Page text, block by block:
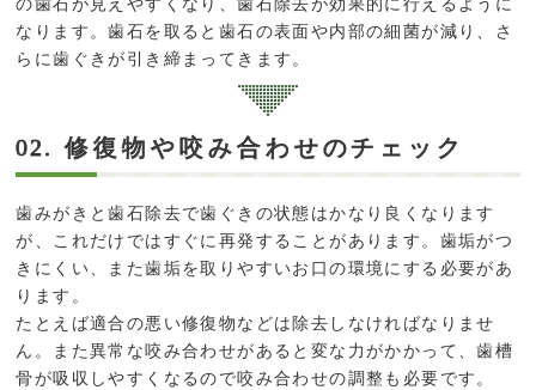
なります。歯石を取ると歯石の表面や内部の細菌が減り、さ
らに歯ぐきが引き締まってきます。
02. 修復物や咬み合わせのチェック
歯みがきと歯石除去で歯ぐきの状態はかなり良くなります
が、これだけではすぐに再発することがあります。歯垢がつ
きにくい、また歯垢を取りやすいお口の環境にする必要があ
ります。
たとえば適合の悪い修復物などは除去しなければなりませ
ん。また異常な咬み合わせがあると変な力がかかって、歯槽
骨が吸収しやすくなるので咬み合わせの調整も必要です。